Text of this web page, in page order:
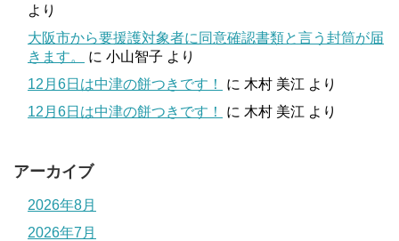
より
大阪市から要援護対象者に同意確認書類と言う封筒が届
きます。
に 小山智子 より
12月6日は中津の餅つきです！
に 木村 美江 より
12月6日は中津の餅つきです！
に 木村 美江 より
アーカイブ
2026年8月
2026年7月